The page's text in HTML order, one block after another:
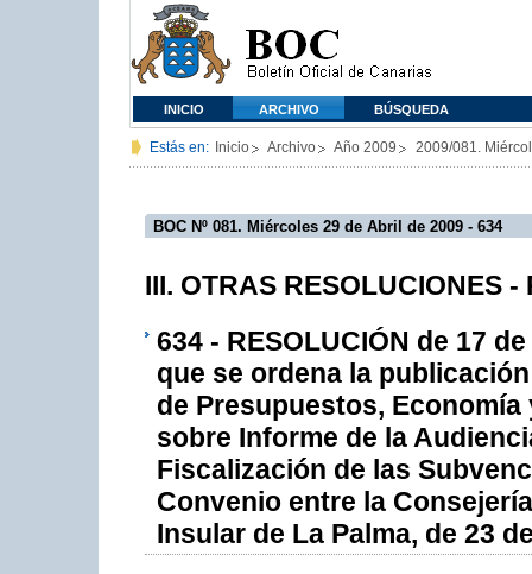
INICIO ARCHIVO BÚSQUEDA
Estás en: Inicio Archivo Año 2009 2009/081.
BOC Nº 081. Miércoles 29 de Abril de 2009 - 634
III. OTRAS RESOLUCIONES
634 - RESOLUCIÓN de 17
que se ordena la
de Presupuestos, Economía
sobre Informe de la
Fiscalización de las
Convenio entre la
Insular de La Palma, de 23